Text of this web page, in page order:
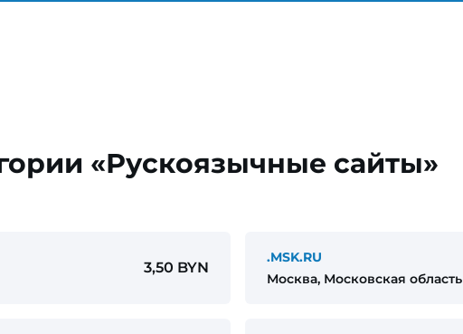
«Рускоязычные сайты»
3,50 BYN
.MSK.RU
Москва, Московская область